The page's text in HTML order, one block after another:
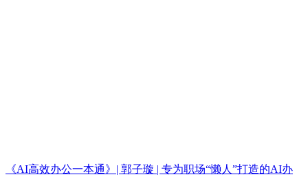
《AI高效办公一本通》| 郭子璇 | 专为职场“懒人”打造的AI办